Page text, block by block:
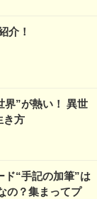
介！
界”が熱い！ 異世
き方
ド“手記の加筆”は
の？集まってプ